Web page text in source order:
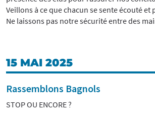
Veillons à ce que chacun se sente écouté et
Ne laissons pas notre sécurité entre des
15 MAI 2025
Rassemblons Bagnols
STOP OU ENCORE ?